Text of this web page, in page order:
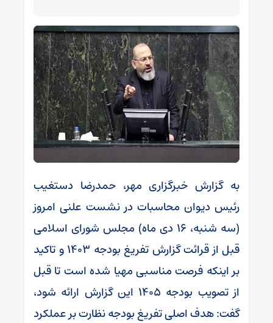
به گزارش خبرگزاری مهر، حمدرضا دستغیب
رئیس دیوان محاسبات در نشست علنی امروز
(سه شنبه، ۱۶ دی ماه) مجلس شورای اسلامی
قبل از قرائت گزارش تفریغ بودجه ۱۴۰۳ و تاکید
بر اینکه فرصت مناسبی مهیا شده است تا قبل
از تصویب بودجه ۱۴۰۵ این گزارش ارائه شود،
گفت: هدف اصلی تفریغ بودجه نظارت بر عملکرد